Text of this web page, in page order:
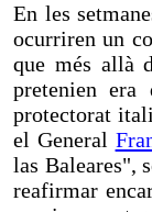
En les
ocurriren un
que més allà
pretenien era
protectorat
el General
las Baleares",
reafirmar